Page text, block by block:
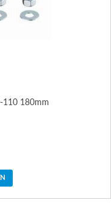
110 180mm